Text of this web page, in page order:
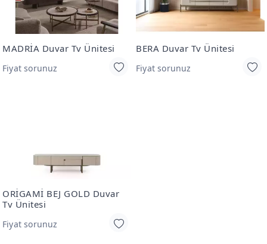
MADRİA Duvar Tv Ünitesi
Fiyat sorunuz
BERA Duvar Tv Ünitesi
Fiyat sorunuz
ORİGAMİ BEJ GOLD Duvar
Tv Ünitesi
Fiyat sorunuz